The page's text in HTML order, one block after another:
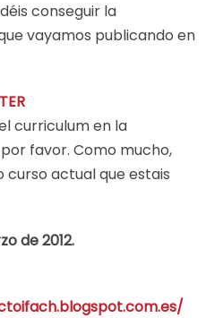
conseguir la
vayamos publicando en
curriculum en la
favor. Como mucho,
actual que estais
de 2012.